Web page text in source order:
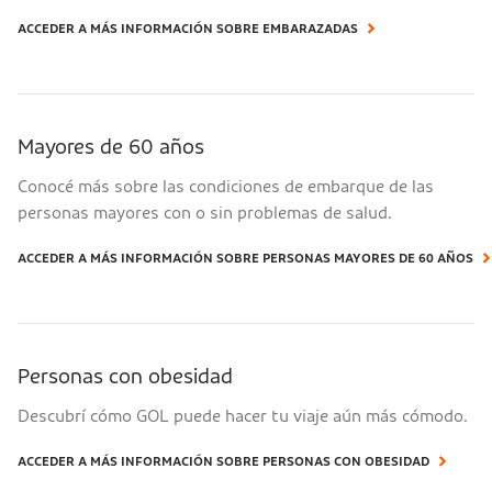
ACCEDER A MÁS INFORMACIÓN SOBRE EMBARAZADAS
Mayores de 60 años
Conocé más sobre las condiciones de embarque de las
personas mayores con o sin problemas de salud.
ACCEDER A MÁS INFORMACIÓN SOBRE PERSONAS MAYORES DE 60 AÑOS
Personas con obesidad
Descubrí cómo GOL puede hacer tu viaje aún más cómodo.
ACCEDER A MÁS INFORMACIÓN SOBRE PERSONAS CON OBESIDAD